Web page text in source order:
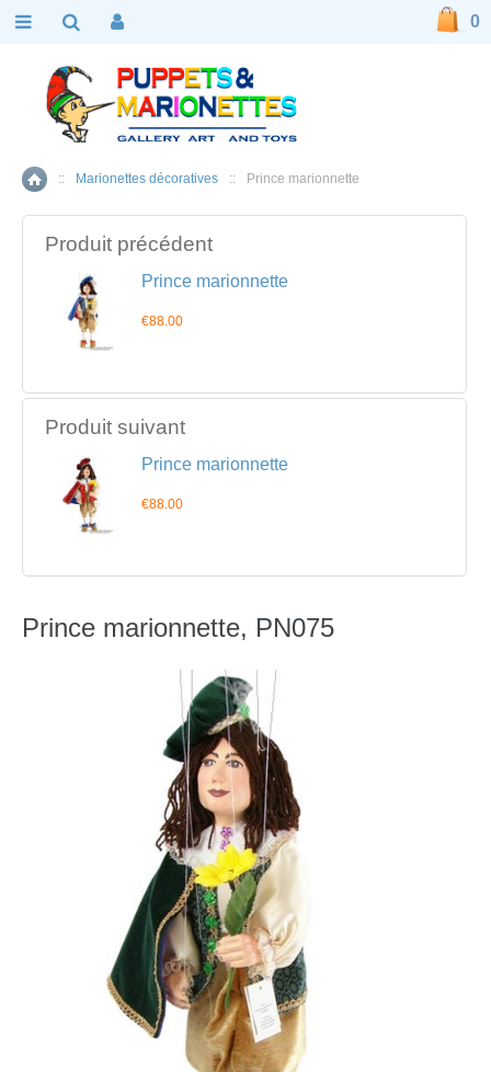
Accueil
:: Marionettes décoratives :: Prince marionnette
Produit précédent
Prince marionnette
€88.00
Produit suivant
Prince marionnette
€88.00
Prince marionnette, PN075
0